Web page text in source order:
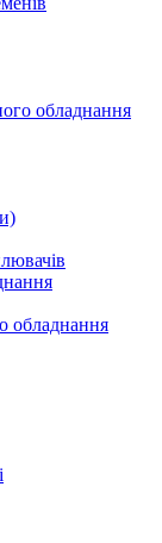
обладнання
обладнання